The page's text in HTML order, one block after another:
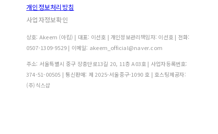
개인정보처리방침
사업자정보확인
상호: Akeem (아킴) | 대표: 이선호 | 개인정보관리책임자: 이선호 | 전화:
0507-1309-9529 | 이메일: akeem_official@naver.com
주소: 서울특별시 중구 장충단로13길 20, 11층 A03호 | 사업자등록번호:
374-51-00505 | 통신판매: 제 2025-서울중구-1090 호 | 호스팅제공자:
(주)식스샵